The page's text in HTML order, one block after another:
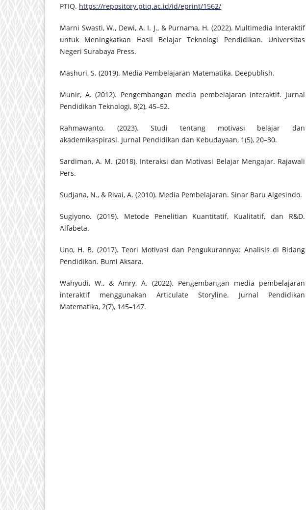
PTIQ. https://repository.ptiq.ac.id/id/eprint/1562/
Marni Swasti, W., Dewi, A. I. J., & Purnama, H. (2022). Multimedia Interaktif
untuk Meningkatkan Hasil Belajar Teknologi Pendidikan. Universitas
Negeri Surabaya Press.
Mashuri, S. (2019). Media Pembelajaran Matematika. Deepublish.
Munir, A. (2012). Pengembangan media pembelajaran interaktif. Jurnal
Pendidikan Teknologi, 8(2), 45–52.
Rahmawanto. (2023). Studi tentang motivasi belajar dan
akademikaspirasi. Jurnal Pendidikan dan Kebudayaan, 1(5), 20–30.
Sardiman, A. M. (2018). Interaksi dan Motivasi Belajar Mengajar. Rajawali
Pers.
Sudjana, N., & Rivai, A. (2010). Media Pembelajaran. Sinar Baru Algesindo.
Sugiyono. (2019). Metode Penelitian Kuantitatif, Kualitatif, dan R&D.
Alfabeta.
Uno, H. B. (2017). Teori Motivasi dan Pengukurannya: Analisis di Bidang
Pendidikan. Bumi Aksara.
Wahyudi, W., & Amry, A. (2022). Pengembangan media pembelajaran
interaktif menggunakan Articulate Storyline. Jurnal Pendidikan
Matematika, 2(7), 145–147.